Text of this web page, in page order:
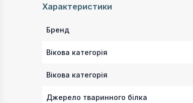
Характеристики
Бренд
Вікова категорія
Вікова категорія
Джерело тваринного білка